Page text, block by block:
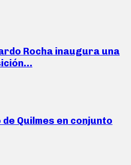
Rocha inaugura una
de Quilmes en conjunto